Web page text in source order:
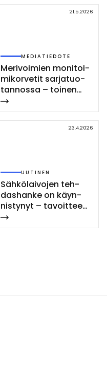
21.5.2026
MEDIATIEDOTE
Me­ri­voi­mien mo­ni­toi­
mi­kor­ve­tit sar­ja­tuo­
tan­nos­sa – toi­nen
Poh­jan­maa-luo­kan
kor­vet­ti las­ket­tiin ve­
sil­le Rau­mal­la
23.4.2026
UUTINEN
Säh­kö­lai­vo­jen teh­
das­han­ke on käyn­
nis­ty­nyt – ta­voit­tee­
na teol­li­sen mit­ta­
kaa­van lai­van­ra­ken­